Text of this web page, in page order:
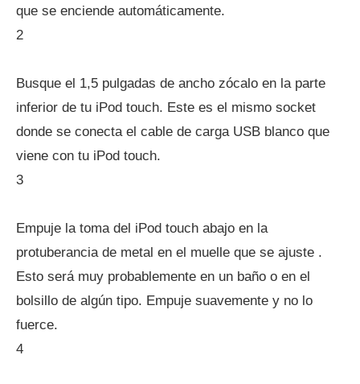
que se enciende automáticamente.
2
Busque el 1,5 pulgadas de ancho zócalo en la parte
inferior de tu iPod touch. Este es el mismo socket
donde se conecta el cable de carga USB blanco que
viene con tu iPod touch.
3
Empuje la toma del iPod touch abajo en la
protuberancia de metal en el muelle que se ajuste .
Esto será muy probablemente en un baño o en el
bolsillo de algún tipo. Empuje suavemente y no lo
fuerce.
4